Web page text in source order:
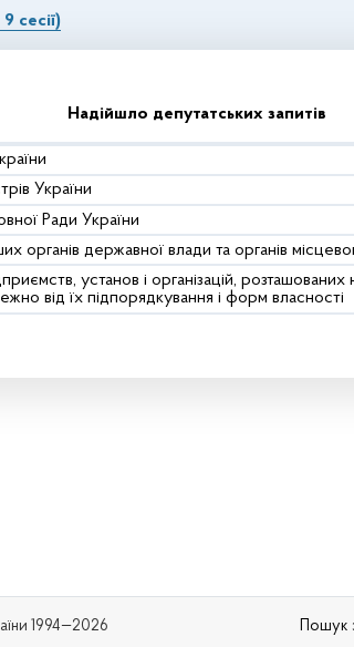
сесії)
Надійшло депутатських запитів
України
Ради України
органів державної влади та органів
установ і організацій, розташованих
від їх підпорядкування і форм власності
1994—2026 Пошук